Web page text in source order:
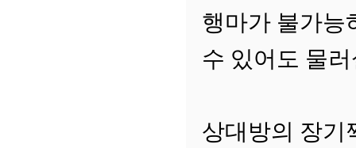
행마가 불가능
수 있어도 물
상대방의 장기